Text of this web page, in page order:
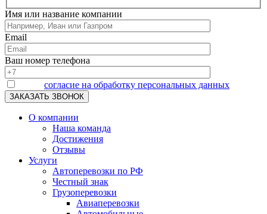
Имя или название компании
Email
Ваш номер телефона
согласие на обработку персональных данных
О компании
Наша команда
Достижения
Отзывы
Услуги
Автоперевозки по РФ
Честный знак
Грузоперевозки
Авиаперевозки